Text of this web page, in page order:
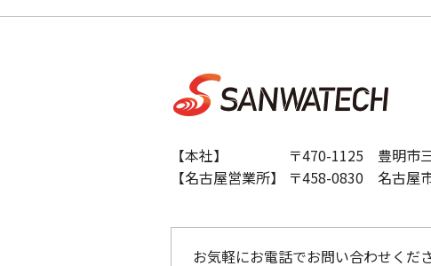
【本社】 〒470-1125 豊明市三
【名古屋営業所】 〒458-0830 名古屋
お気軽にお電話でお問い合わせくださ